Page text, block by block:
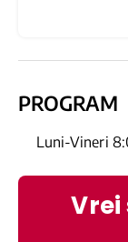
PROGRAM
Luni-Vineri
Vrei